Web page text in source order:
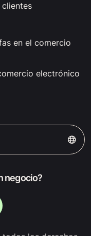
en el comercio
electrónico
negocio?